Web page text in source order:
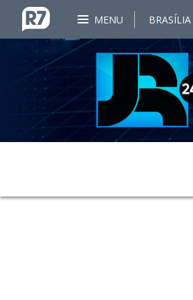
MENU BRASÍLIA